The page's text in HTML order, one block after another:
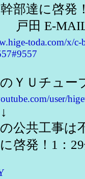
部達に啓発！
toda.com/x/c-
ＹＵチュー
user/
公共工事は
啓発！1：